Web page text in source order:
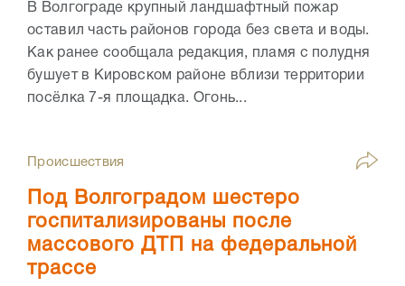
В Волгограде крупный ландшафтный пожар
оставил часть районов города без света и воды.
Как ранее сообщала редакция, пламя с полудня
бушует в Кировском районе вблизи территории
посёлка 7-я площадка. Огонь...
Происшествия
Под Волгоградом шестеро
госпитализированы после
массового ДТП на федеральной
трассе